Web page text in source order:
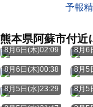
予報
熊本県阿蘇市付近
8月6日(木)02:09 8月6
8月6日(木)00:38 8月5
8月5日(水)23:29 8月5